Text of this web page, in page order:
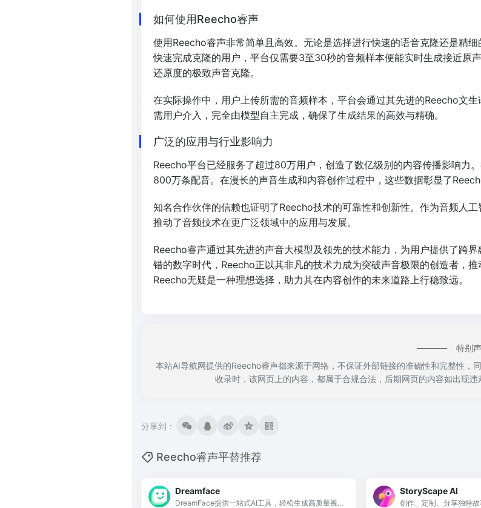
如何使用Reecho睿声
使用Reecho睿声非常简单且高效。无论是选择进行快速的语音克隆还是精
快速完成克隆的用户，平台仅需要3至30秒的音频样本便能实时生成接近原
还原度的极致声音克隆。
在实际操作中，用户上传所需的音频样本，平台会通过其先进的Reecho文
需用户介入，完全由模型自主完成，确保了生成结果的高效与精确。
广泛的应用与行业影响力
Reecho平台已经服务了超过80万用户，创造了数亿级别的内容传播影响力
800万条配音。在漫长的声音生成和内容创作过程中，这些数据彰显了
知名合作伙伴的信赖也证明了Reecho技术的可靠性和创新性。作为音频人
推动了音频技术在更广泛领域中的应用与发展。
Reecho睿声通过其先进的声音大模型及领先的技术能力，为用户提供了跨
错的数字时代，Reecho正以其非凡的技术力成为突破声音极限的创造者，
Reecho无疑是一种理想选择，助力其在内容创作的未来道路上行稳致远。
特别
本站AI导航网提供的Reecho睿声都来源于网络，不保证外部链接的准确性和完整性
收录时，该网页上的内容，都属于合规合法，后期网页的内容如出现
分享到：
Reecho睿声平替推荐
Dreamface
DreamFace提供一站式AI工具，轻松生成高质量视频
StoryScape AI
创作、定制、分享独特故